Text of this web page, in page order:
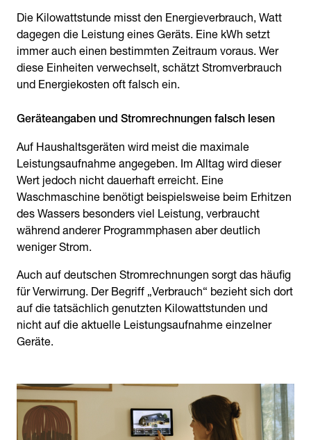
Die Kilowattstunde misst den Energieverbrauch, Watt
dagegen die Leistung eines Geräts. Eine kWh setzt
immer auch einen bestimmten Zeitraum voraus. Wer
diese Einheiten verwechselt, schätzt Stromverbrauch
und Energiekosten oft falsch ein.
Geräteangaben und Stromrechnungen falsch lesen
Auf Haushaltsgeräten wird meist die maximale
Leistungsaufnahme angegeben. Im Alltag wird dieser
Wert jedoch nicht dauerhaft erreicht. Eine
Waschmaschine benötigt beispielsweise beim Erhitzen
des Wassers besonders viel Leistung, verbraucht
während anderer Programmphasen aber deutlich
weniger Strom.
Auch auf deutschen Stromrechnungen sorgt das häufig
für Verwirrung. Der Begriff „Verbrauch“ bezieht sich dort
auf die tatsächlich genutzten Kilowattstunden und
nicht auf die aktuelle Leistungsaufnahme einzelner
Geräte.